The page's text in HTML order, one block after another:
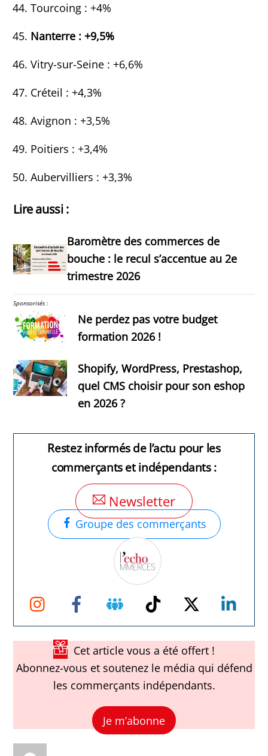
Tourcoing : +4%
Nanterre : +9,5%
Vitry-sur-Seine : +6,6%
Créteil : +4,3%
Avignon : +3,5%
Poitiers : +3,4%
Aubervilliers : +3,3%
Lire aussi :
Baromètre des commerces de
bouche : le recul s’accentue au 2e
trimestre 2026
Sponsorisés :
Ne perdez pas votre budget
formation 2026 !
Shopify, WordPress, Prestashop,
quel CMS choisir pour son eshop
en 2026 ?
Restez informés de l’actu pour les
commerçants et indépendants :
Newsletter
Groupe des commerçants
Instagram Facebook Groupe
Facebook
TikTok Twitter
Cet article vous a été offert !
Abonnez-vous et soutenez le média qui défend
les commerçants indépendants.
Je m’abonne